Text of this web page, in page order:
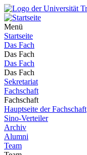
Menü
Startseite
Das Fach
Das Fach
Das Fach
Das Fach
Sekretariat
Fachschaft
Fachschaft
Hauptseite der Fachschaft
Sino-Verteiler
Archiv
Alumni
Team